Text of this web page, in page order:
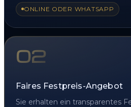
ONLINE ODER WHATSAPP
02
Faires Festpreis-Angebot
Sie erhalten ein transparentes